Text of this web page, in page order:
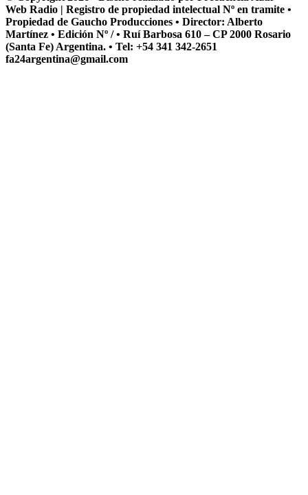
Web Radio | Registro de propiedad intelectual Nº en tramite •
Propiedad de Gaucho Producciones • Director: Alberto
Martínez • Edición Nº / • Ruí Barbosa 610 – CP 2000 Rosario
(Santa Fe) Argentina. • Tel: +54 341 342-2651
fa24argentina@gmail.com